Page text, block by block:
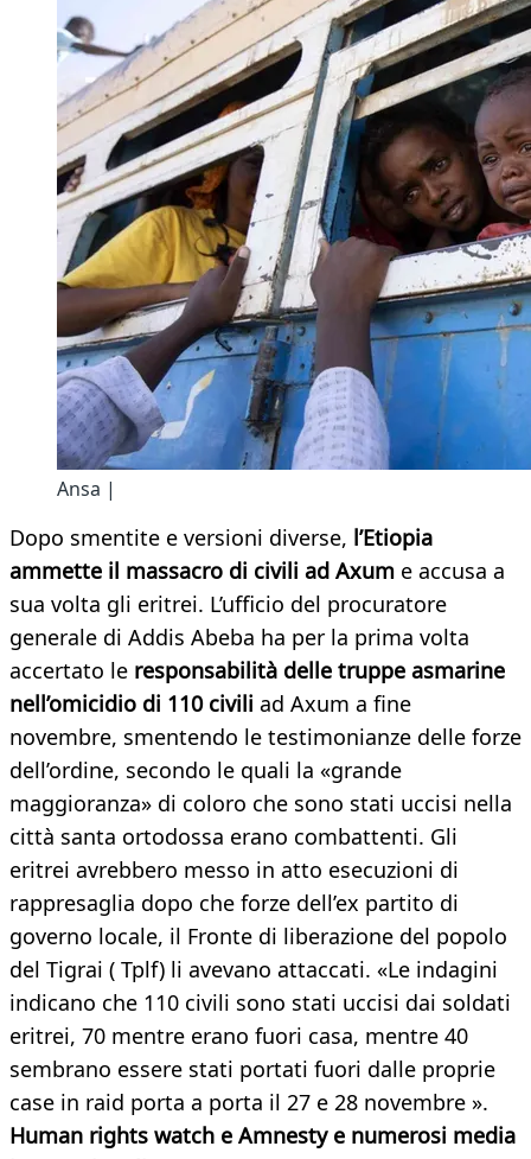
Ansa |
Dopo smentite e versioni diverse, l’Etiopia
ammette il massacro di civili ad Axum e accusa a
sua volta gli eritrei. L’ufficio del procuratore
generale di Addis Abeba ha per la prima volta
accertato le responsabilità delle truppe asmarine
nell’omicidio di 110 civili ad Axum a fine
novembre, smentendo le testimonianze delle forze
dell’ordine, secondo le quali la «grande
maggioranza» di coloro che sono stati uccisi nella
città santa ortodossa erano combattenti. Gli
eritrei avrebbero messo in atto esecuzioni di
rappresaglia dopo che forze dell’ex partito di
governo locale, il Fronte di liberazione del popolo
del Tigrai ( Tplf) li avevano attaccati. «Le indagini
indicano che 110 civili sono stati uccisi dai soldati
eritrei, 70 mentre erano fuori casa, mentre 40
sembrano essere stati portati fuori dalle proprie
case in raid porta a porta il 27 e 28 novembre ».
Human rights watch e Amnesty e numerosi media